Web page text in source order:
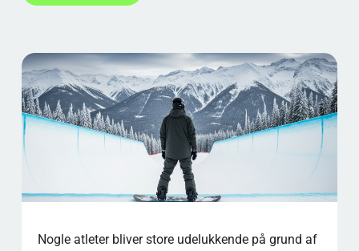
Nogle atleter bliver store udelukkende på grund af